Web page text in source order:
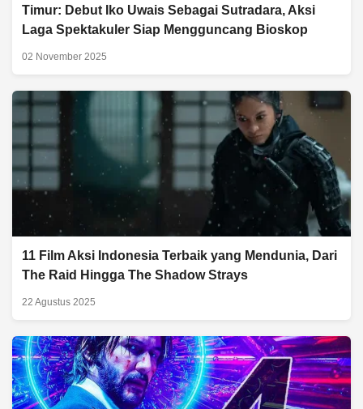
Timur: Debut Iko Uwais Sebagai Sutradara, Aksi
Laga Spektakuler Siap Mengguncang Bioskop
02 November 2025
11 Film Aksi Indonesia Terbaik yang Mendunia, Dari
The Raid Hingga The Shadow Strays
22 Agustus 2025